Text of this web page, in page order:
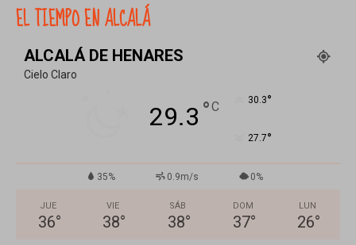
EL TIEMPO EN ALCALÁ
ALCALÁ DE HENARES
Cielo Claro
29.3 °C 30.3°
27.7°
35% 0.9m/s 0%
JUE
36°
VIE
38°
SÁB
38°
DOM
37°
LUN
26°